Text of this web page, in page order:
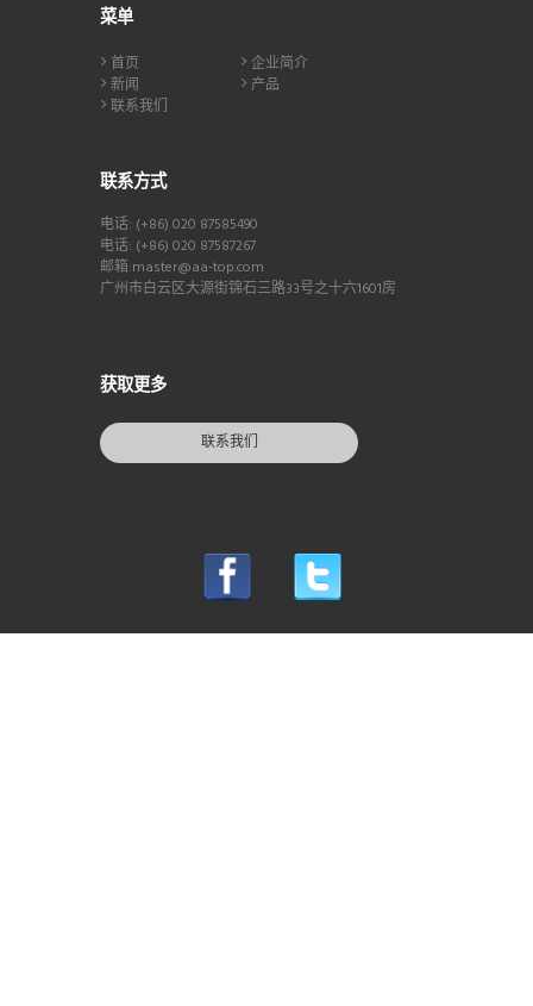
菜单
首页
企业简介
新闻
产品
联系我们
联系方式
电话: (+86) 020 87585490
电话: (+86) 020 87587267
邮箱:master@aa-top.com
广州市白云区大源街锦石三路33号之十六1601房
获取更多
联系我们